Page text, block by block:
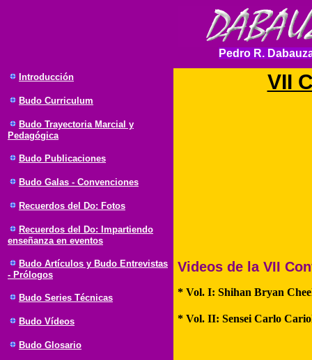
Pedro R.
Introducción
Budo Curriculum
Budo Trayectoria Marcial y
Pedagógica
Budo Publicaciones
Budo Galas - Convenciones
Recuerdos del Do: Fotos
Recuerdos del Do: Impartiendo
enseñanza en eventos
Budo Artículos y Budo Entrevistas
- Prólogos
Budo Series Técnicas
Budo Vídeos
Budo Glosario
VII
Videos de la VII
* Vol. I: Shihan Bryan
* Vol. II: Sensei Carlo